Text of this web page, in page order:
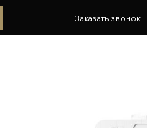
Заказать звонок